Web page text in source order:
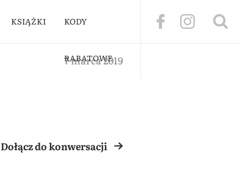
KSIĄŻKI KODY
RABATOWE
7 marca 2019
Dołącz do konwersacji